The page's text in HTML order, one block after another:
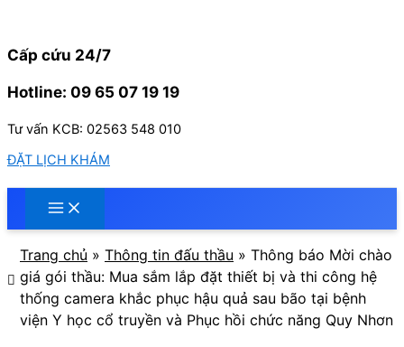
nội
Cấp cứu 24/7
Hotline: 09 65 07 19 19
Tư vấn KCB: 02563 548 010
ĐẶT LỊCH KHÁM
Trang chủ » Thông tin đấu thầu » Thông báo Mời chào
giá gói thầu: Mua sắm lắp đặt thiết bị và thi công hệ
thống camera khắc phục hậu quả sau bão tại bệnh
viện Y học cổ truyền và Phục hồi chức năng Quy Nhơn